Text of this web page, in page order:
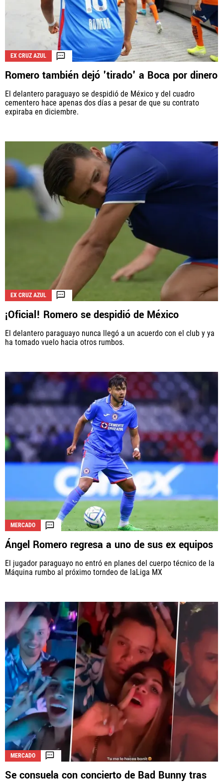
EX CRUZ AZUL
Romero también dejó 'tirado' a Boca por dinero
El delantero paraguayo se despidió de México y del cuadro
cementero hace apenas dos días a pesar de que su contrato
expiraba en diciembre.
EX CRUZ AZUL
¡Oficial! Romero se despidió de México
El delantero paraguayo nunca llegó a un acuerdo con el club y ya
ha tomado vuelo hacia otros rumbos.
MERCADO
Ángel Romero regresa a uno de sus ex equipos
El jugador paraguayo no entró en planes del cuerpo técnico de la
Máquina rumbo al próximo torndeo de laLiga MX
MERCADO
Se consuela con concierto de Bad Bunny tras